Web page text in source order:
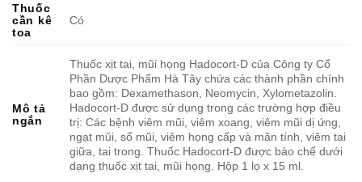
Thuốc
cần kê
toa
Có
Mô tả
ngắn
Thuốc xịt tai, mũi họng Hadocort-D của Công ty Cổ
Phần Dược Phẩm Hà Tây chứa các thành phần chính
bao gồm: Dexamethason, Neomycin, Xylometazolin.
Hadocort-D được sử dụng trong các trường hợp điều
trị: Các bệnh viêm mũi, viêm xoang, viêm mũi dị ứng,
ngạt mũi, sổ mũi, viêm họng cấp và mãn tính, viêm tai
giữa, tai trong. Thuốc Hadocort-D được bào chế dưới
dạng thuốc xịt tai, mũi họng. Hộp 1 lọ x 15 ml.